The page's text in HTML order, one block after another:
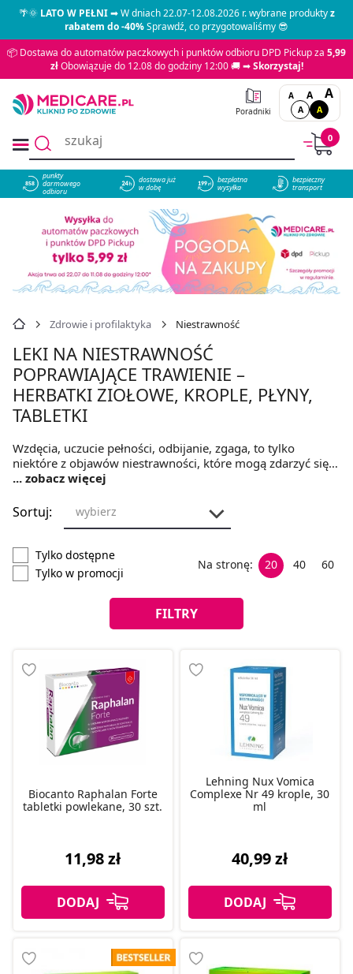
🌴🌞LATO W PEŁNI➡ W dniach 22.07-12.08.2026 r. wybrane produktyz
rabatem do -40%Sprawdź, co przygotowaliśmy 😎
📦 Dostawa do automatów paczkowych i punktów odbioru DPD Pickup za 5,99
złObowiązuje do 12.08 do godziny 12:00 🚚 ➡Skorzystaj!
Poradniki
A A A
A A
0
858
punkty
darmowego
odbioru
dostawa już
w dobę
bezpłatna
wysyłka
bezpieczny
transport
Zdrowie i profilaktyka Niestrawność
LEKI NA NIESTRAWNOŚĆ
POPRAWIAJĄCE TRAWIENIE –
HERBATKI ZIOŁOWE, KROPLE, PŁYNY,
TABLETKI
Wzdęcia, uczucie pełności, odbijanie, zgaga, to tylko
niektóre z objawów niestrawności, które mogą zdarzyć się
po posiłku. W celu łagodzenia tych nieprzyjemnych
preparatami, które poprawiają trawienie. W tej kategorii
znaleźć można wiele ziołowych oraz syntetycznych
a nawet znoszą objawy niestrawności.
... zobacz więcej
Sortuj: wybierz
Tylko dostępne
Tylko w promocji
Na stronę: 20 40 60
FILTRY
Biocanto Raphalan Forte
tabletki powlekane, 30 szt.
11,98 zł
Lehning Nux Vomica
Complexe Nr 49 krople, 30
ml
40,99 zł